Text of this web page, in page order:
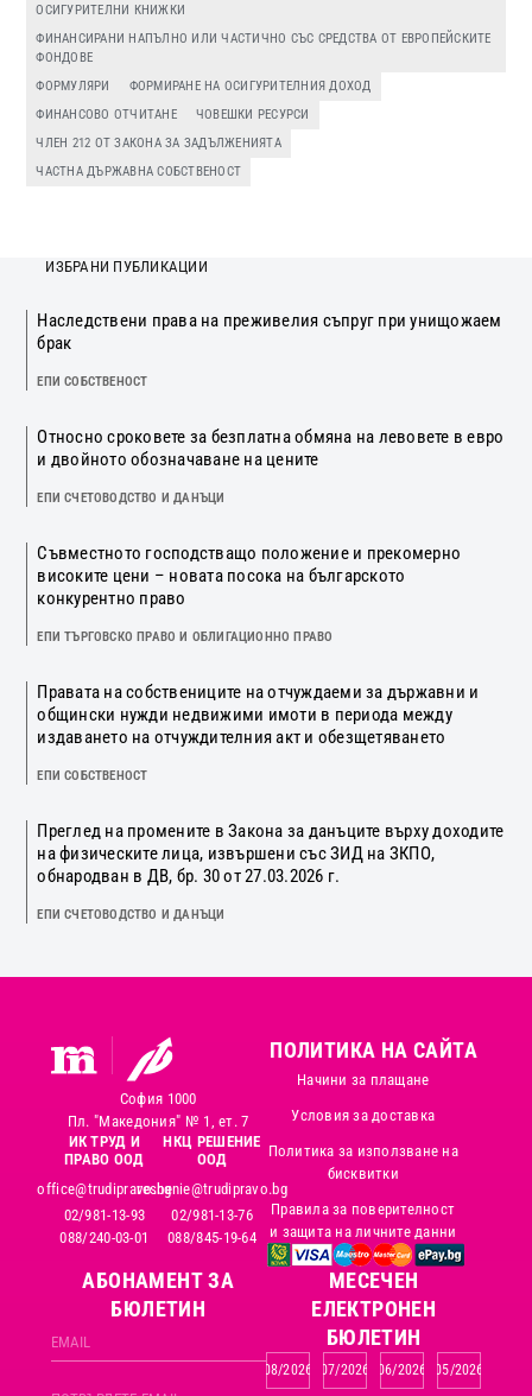
ОСИГУРИТЕЛНИ КНИЖКИ
ФИНАНСИРАНИ НАПЪЛНО ИЛИ ЧАСТИЧНО СЪС СРЕДСТВА ОТ ЕВРОПЕЙСКИТЕ
ФОНДОВЕ
ФОРМУЛЯРИ
ФОРМИРАНЕ НА ОСИГУРИТЕЛНИЯ ДОХОД
ФИНАНСОВО ОТЧИТАНЕ
ЧОВЕШКИ РЕСУРСИ
ЧЛЕН 212 ОТ ЗАКОНА ЗА ЗАДЪЛЖЕНИЯТА
ЧАСТНА ДЪРЖАВНА СОБСТВЕНОСТ
ИЗБРАНИ ПУБЛИКАЦИИ
Наследствени права на преживелия съпруг при унищожаем
брак
ЕПИ СОБСТВЕНОСТ
Относно сроковете за безплатна обмяна на левовете в евро
и двойното обозначаване на цените
ЕПИ СЧЕТОВОДСТВО И ДАНЪЦИ
Съвместното господстващо положение и прекомерно
високите цени – новата посока на българското
конкурентно право
ЕПИ ТЪРГОВСКО ПРАВО И ОБЛИГАЦИОННО ПРАВО
Правата на собствениците на отчуждаеми за държавни и
общински нужди недвижими имоти в периода между
издаването на отчуждителния акт и обезщетяването
ЕПИ СОБСТВЕНОСТ
Преглед на промените в Закона за данъците върху доходите
на физическите лица, извършени със ЗИД на ЗКПО,
обнародван в ДВ, бр. 30 от 27.03.2026 г.
ЕПИ СЧЕТОВОДСТВО И ДАНЪЦИ
София 1000
Пл. "Македония" № 1, ет. 7
ИК ТРУД И
ПРАВО ООД
office@trudipravo.bg
02/981-13-93
088/240-03-01
НКЦ РЕШЕНИЕ
ООД
reshenie@trudipravo.bg
02/981-13-76
088/845-19-64
ПОЛИТИКА НА САЙТА
Начини за плащане
Условия за доставка
Политика за използване на
бисквитки
Правила за поверителност
и защита на личните данни
АБОНАМЕНТ ЗА
БЮЛЕТИН
MЕСЕЧЕН
ЕЛЕКТРОНЕН
БЮЛЕТИН
08/2026 07/2026 06/2026 05/2026